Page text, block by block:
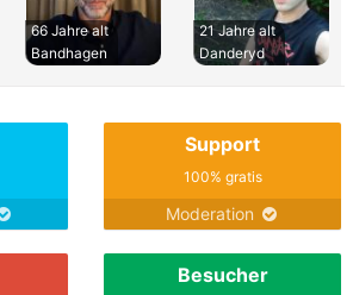
66 Jahre alt
Bandhagen
21 Jahre alt
Danderyd
Support
100% gratis
Moderation
Besucher